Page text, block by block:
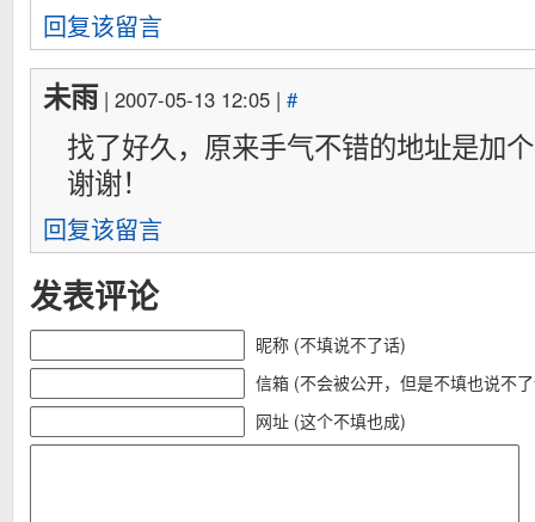
回复该留言
未雨 | 2007-05-13 12:05 | #
找了好久，原来手气不错的地址是加
谢谢！
回复该留言
发表评论
昵称 (不填说不了话)
信箱 (不会被公开，但是不填也说不
网址 (这个不填也成)